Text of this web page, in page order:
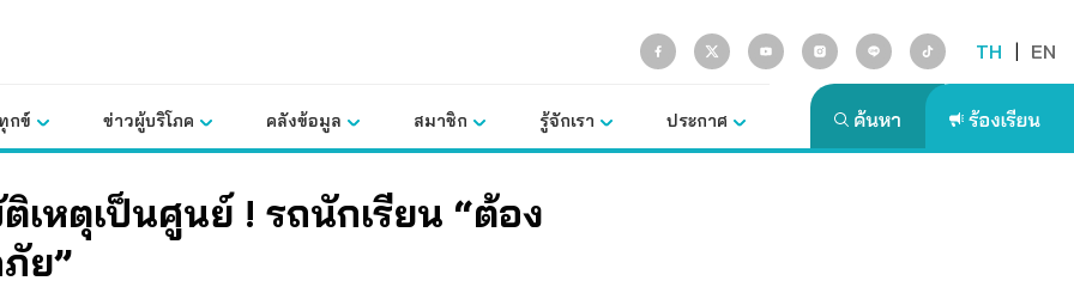
TH | EN
กข์ ข่าวผู้บริโภค คลังข้อมูล สมาชิก รู้จักเรา ประกาศ
เหตุเป็นศูนย์ ! รถนักเรียน “ต้อง
ย”